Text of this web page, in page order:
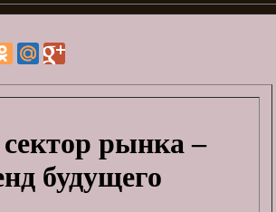
рынка –
будущего